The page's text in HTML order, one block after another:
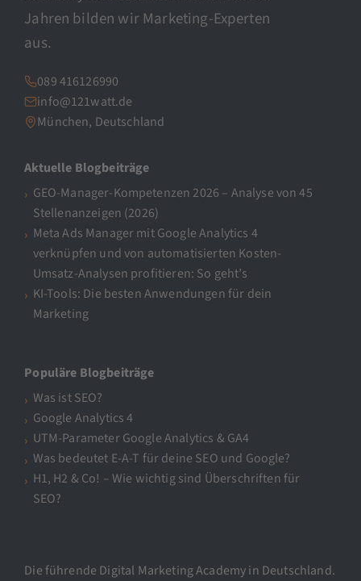
Jahren bilden wir Marketing-Experten
aus.
089 416126990
info@121watt.de
München, Deutschland
Aktuelle Blogbeiträge
GEO-Manager-Kompetenzen 2026 – Analyse von 45
Stellenanzeigen (2026)
Meta Ads Manager mit Google Analytics 4
verknüpfen und von automatisierten Kosten-
Umsatz-Analysen profitieren: So geht’s
KI-Tools: Die besten Anwendungen für dein
Marketing
Populäre Blogbeiträge
Was ist SEO?
Google Analytics 4
UTM-Parameter Google Analytics & GA4
Was bedeutet E-A-T für deine SEO und Google?
H1, H2 & Co! – Wie wichtig sind Überschriften für
SEO?
Die führende Digital Marketing Academy in Deutschland.